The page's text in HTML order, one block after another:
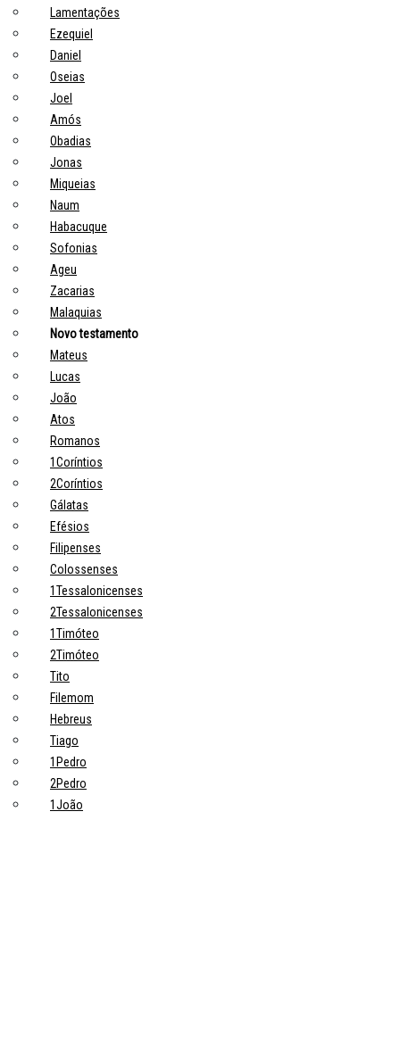
Lamentações
Ezequiel
Daniel
Oseias
Joel
Amós
Obadias
Jonas
Miqueias
Naum
Habacuque
Sofonias
Ageu
Zacarias
Malaquias
Novo testamento
Mateus
Lucas
João
Atos
Romanos
1Coríntios
2Coríntios
Gálatas
Efésios
Filipenses
Colossenses
1Tessalonicenses
2Tessalonicenses
1Timóteo
2Timóteo
Tito
Filemom
Hebreus
Tiago
1Pedro
2Pedro
1João